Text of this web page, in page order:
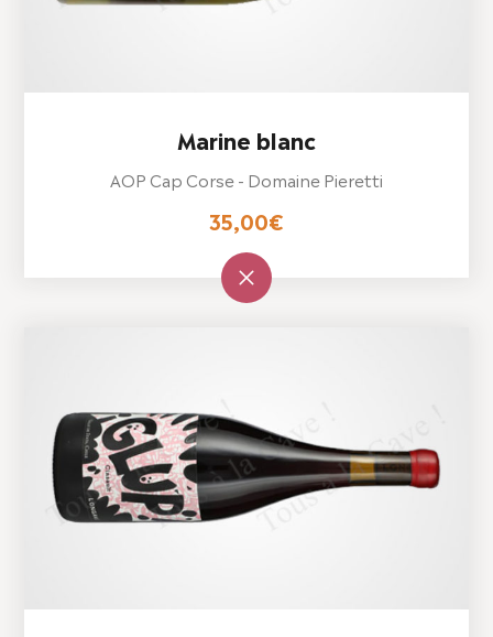
Marine blanc
AOP Cap Corse - Domaine Pieretti
35,00€